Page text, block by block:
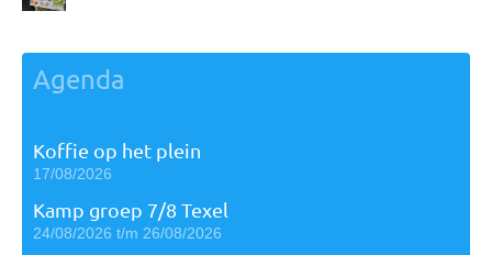
Agenda
Koffie op het plein
17/08/2026
Kamp groep 7/8 Texel
24/08/2026 t/m 26/08/2026